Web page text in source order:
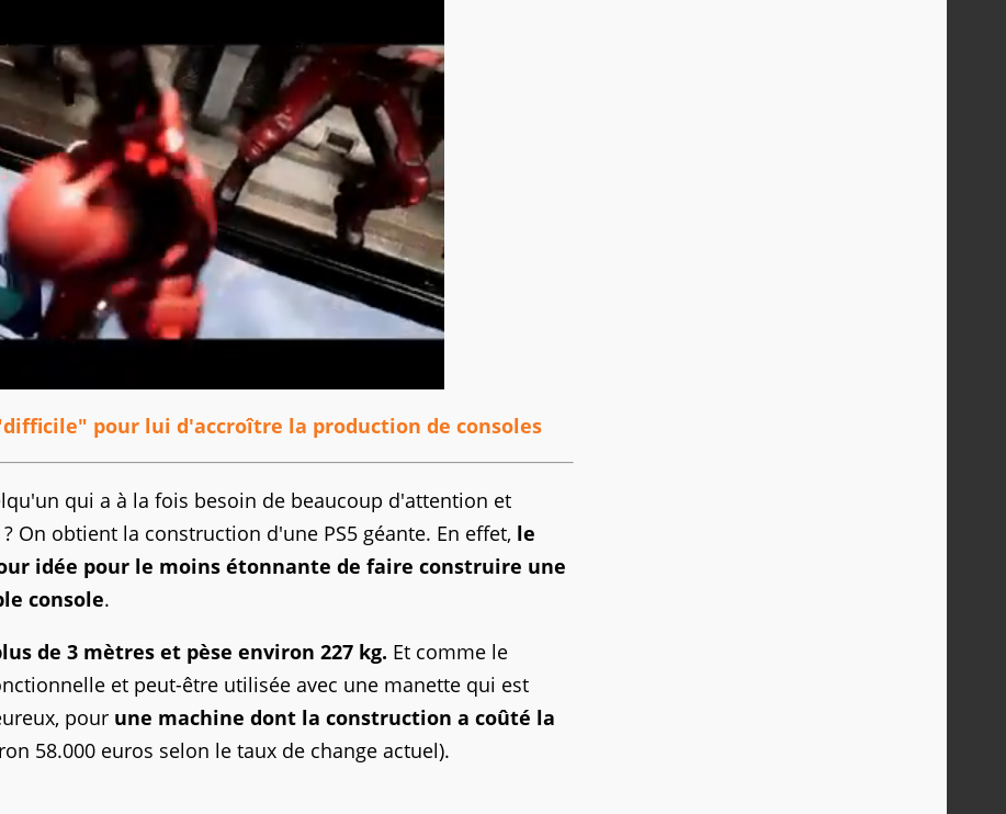
pour lui d'accroître la production de consoles
qui a à la fois besoin de beaucoup d'attention et
On obtient la construction d'une PS5 géante. En effet, le
idée pour le moins étonnante de faire construire une
console.
de 3 mètres et pèse environ 227 kg. Et comme le
et peut-être utilisée avec une manette qui est
pour une machine dont la construction a coûté la
58.000 euros selon le taux de change actuel).